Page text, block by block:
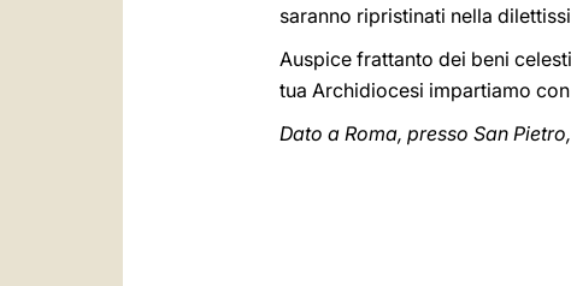
saranno ripristinati nella
Auspice frattanto dei beni
tua Archidiocesi impartiamo
Dato a Roma, presso San